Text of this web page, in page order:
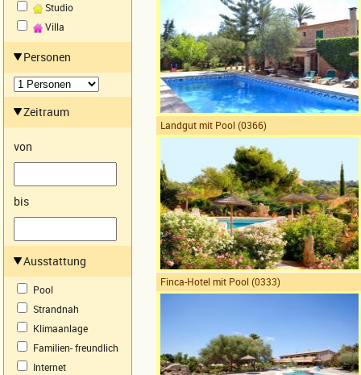
Studio
Villa
Personen
Zeitraum
von
bis
Ausstattung
Pool
Strandnah
Klimaanlage
Familien- freundlich
Internet
Landgut mit Pool (0366)
Finca-Hotel mit Pool (0333)